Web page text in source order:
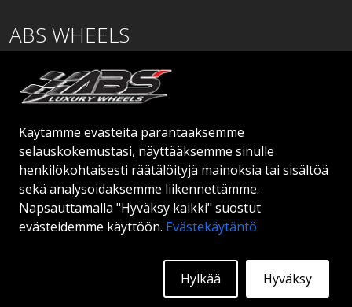
Käytämme evästeitä parantaaksemme
selauskokemustasi, näyttääksemme sinulle
henkilökohtaisesti räätälöityjä mainoksia tai sisältöä
sekä analysoidaksemme liikennettämme.
Napsauttamalla "Hyväksy kaikki" suostut
evästeidemme käyttöön. Evästekäytäntö
Hyväksy
Hylkää
ABS WHEELS
01530 Vantaa
SUOMI
order@abswheels.com